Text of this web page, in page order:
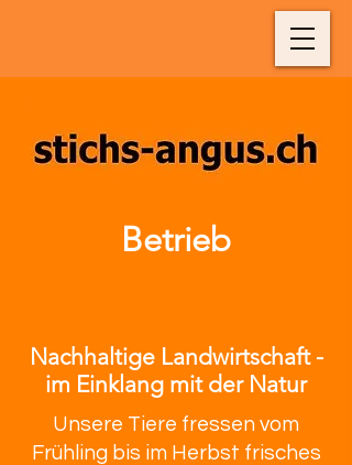
Betrieb
Nachhaltige Landwirtschaft -
im Einklang mit der Natur
Unsere Tiere fressen vom
Frühling bis im Herbst frisches